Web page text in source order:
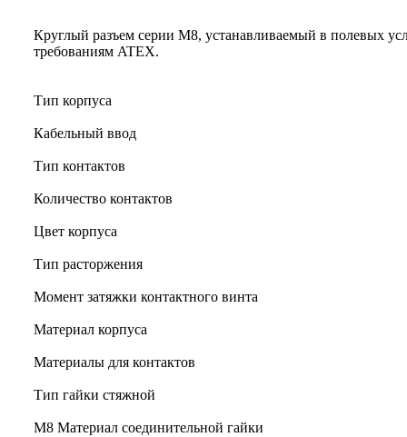
Круглый разъем серии M8, устанавливаемый в полевых
требованиям ATEX.
Тип корпуса
Кабельный ввод
Тип контактов
Количество контактов
Цвет корпуса
Тип расторжения
Момент затяжки контактного винта
Материал корпуса
Материалы для контактов
Тип гайки стяжной
М8 Материал соединительной гайки